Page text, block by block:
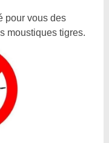
pour vous des
moustiques tigres.